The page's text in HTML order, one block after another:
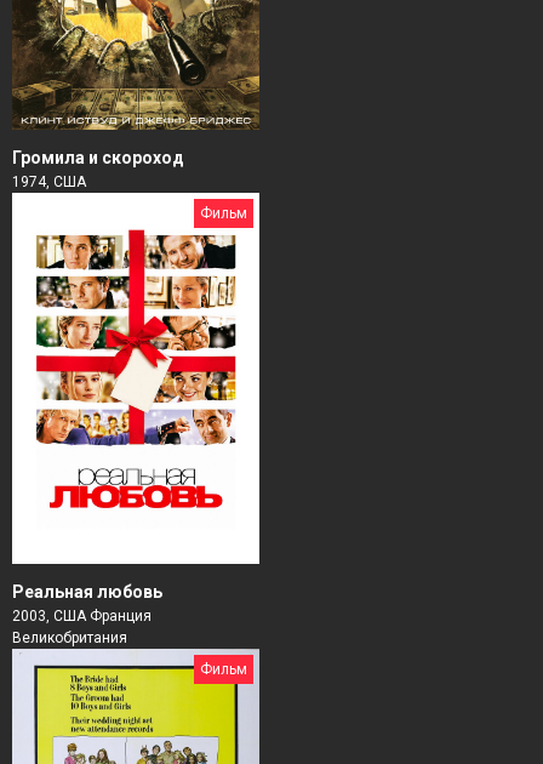
Громила и скороход
1974, США
Фильм
Реальная любовь
2003, США Франция
Великобритания
Фильм